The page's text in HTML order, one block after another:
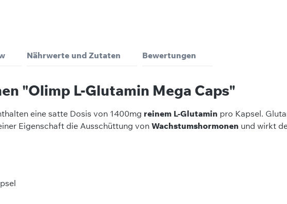
Nährwerte und Zutaten Bewertungen
"Olimp L-Glutamin Mega Caps"
eine satte Dosis von 1400mg reinem L-Glutamin pro Kapsel.
Eigenschaft die Ausschüttung von Wachstumshormonen und wirkt